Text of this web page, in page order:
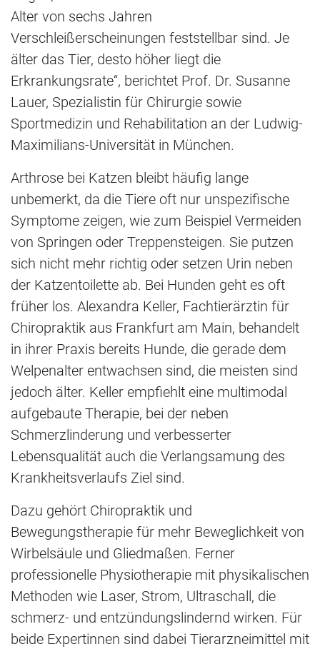
Alter von sechs Jahren
Verschleißerscheinungen feststellbar sind. Je
älter das Tier, desto höher liegt die
Erkrankungsrate“, berichtet Prof. Dr. Susanne
Lauer, Spezialistin für Chirurgie sowie
Sportmedizin und Rehabilitation an der Ludwig-
Maximilians-​Universität in München.
Arthrose bei Katzen bleibt häufig lange
unbemerkt, da die Tiere oft nur unspezifische
Symptome zeigen, wie zum Beispiel Vermeiden
von Springen oder Treppensteigen. Sie putzen
sich nicht mehr richtig oder setzen Urin neben
der Katzentoilette ab. Bei Hunden geht es oft
früher los. Alexandra Keller, Fachtierärztin für
Chiropraktik aus Frankfurt am Main, behandelt
in ihrer Praxis bereits Hunde, die gerade dem
Welpenalter entwachsen sind, die meisten sind
jedoch älter. Keller empfiehlt eine multimodal
aufgebaute Therapie, bei der neben
Schmerzlinderung und verbesserter
Lebensqualität auch die Verlangsamung des
Krankheitsverlaufs Ziel sind.
Dazu gehört Chiropraktik und
Bewegungstherapie für mehr Beweglichkeit von
Wirbelsäule und Gliedmaßen. Ferner
professionelle Physiotherapie mit physikalischen
Methoden wie Laser, Strom, Ultraschall, die
schmerz- und entzündungslindernd wirken. Für
beide Expertinnen sind dabei Tierarzneimittel mit